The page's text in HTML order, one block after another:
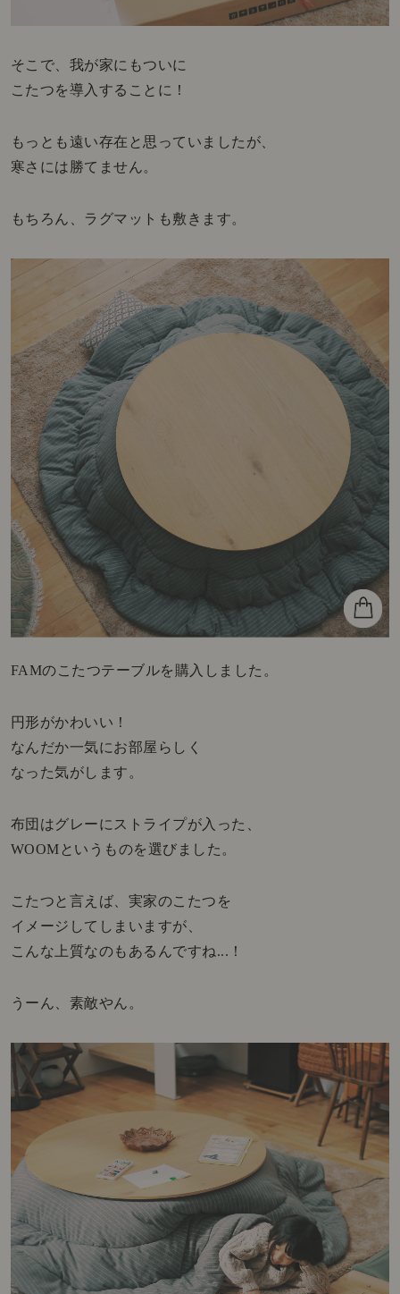
そこで、我が家にもついに
こたつを導入することに！
もっとも遠い存在と思っていましたが、
寒さには勝てません。
もちろん、ラグマットも敷きます。
FAMのこたつテーブルを購入しました。
円形がかわいい！
なんだか一気にお部屋らしく
なった気がします。
布団はグレーにストライプが入った、
WOOMというものを選びました。
こたつと言えば、実家のこたつを
イメージしてしまいますが、
こんな上質なのもあるんですね...！
うーん、素敵やん。